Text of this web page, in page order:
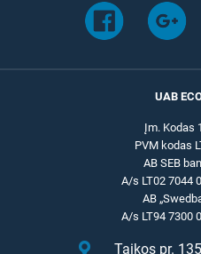
UAB
Įm. Kodas
PVM kodas
AB SEB
A/s LT02 7044
AB
A/s LT94 7300
Taikos pr.